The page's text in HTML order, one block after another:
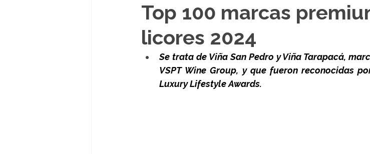
Top 100 marcas
licores 2024
Se trata de Viña San Pedro y Viña Tarapacá,
VSPT Wine Group, y que fueron reconocidas
Luxury Lifestyle Awards.